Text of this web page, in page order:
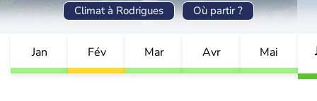
Climat à Rodrigues Où partir ?
Jan Fév Mar Avr Mai